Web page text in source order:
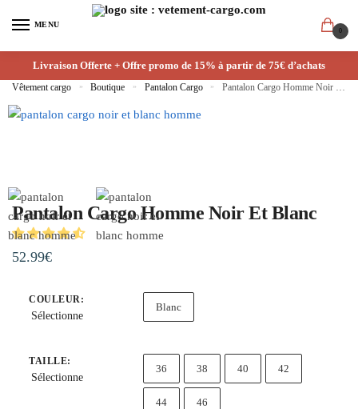
MENU
0
Livraison Offerte + Offre promo de 15% à partir de 75€ d’achats
Vêtement cargo » Boutique » Pantalon Cargo » Pantalon Cargo Homme Noir Et Blanc
Pantalon Cargo Homme Noir Et Blanc
52.99€
COULEUR :
Sélectionne
Blanc
TAILLE:
Sélectionne
36 38 40 42
44 46